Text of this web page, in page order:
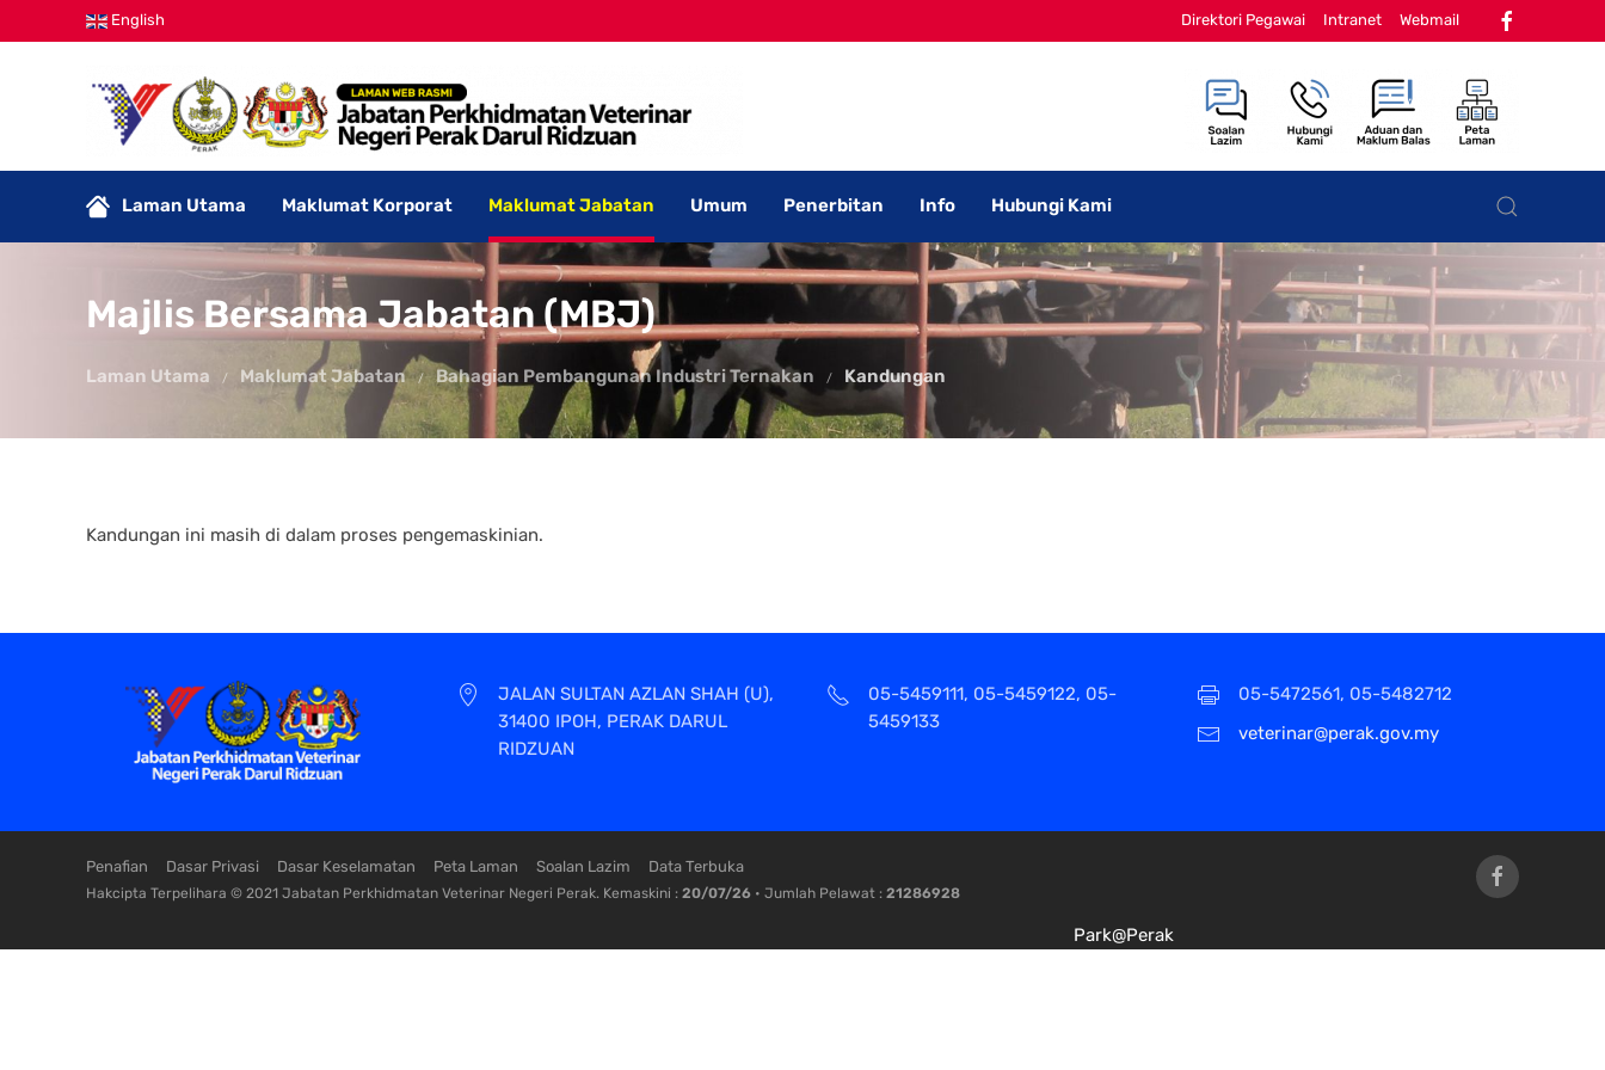
English Direktori Pegawai Intranet Webmail
Laman Utama Maklumat Korporat Maklumat Jabatan Umum Penerbitan Info Hubungi Kami
Majlis Bersama Jabatan (MBJ)
Laman Utama Maklumat Jabatan Bahagian Pembangunan Industri Ternakan Kandungan
Kandungan ini masih di dalam proses pengemaskinian.
JALAN SULTAN AZLAN SHAH (U),
31400 IPOH, PERAK DARUL
RIDZUAN
05-5459111, 05-5459122, 05-
5459133
05-5472561, 05-5482712
veterinar@perak.gov.my
Penafian Dasar Privasi Dasar Keselamatan Peta Laman Soalan Lazim Data Terbuka
Hakcipta Terpelihara © 2021 Jabatan Perkhidmatan Veterinar Negeri Perak. Kemaskini : 20/07/26 • Jumlah Pelawat : 21286928
Park@Perak